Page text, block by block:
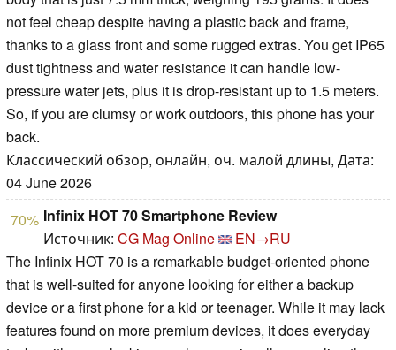
not feel cheap despite having a plastic back and frame,
thanks to a glass front and some rugged extras. You get IP65
dust tightness and water resistance it can handle low-
pressure water jets, plus it is drop-resistant up to 1.5 meters.
So, if you are clumsy or work outdoors, this phone has your
back.
Классический обзор, онлайн, оч. малой длины, Дата:
04 June 2026
70% Infinix HOT 70 Smartphone Review
Источник: CG Mag Online
EN→RU
The Infinix HOT 70 is a remarkable budget-oriented phone
that is well-suited for anyone looking for either a backup
device or a first phone for a kid or teenager. While it may lack
features found on more premium devices, it does everyday